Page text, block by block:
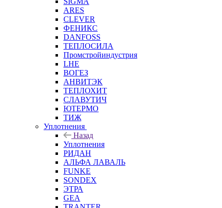
ARES
CLEVER
ФЕНИКС
DANFOSS
ТЕПЛОСИЛА
Промстройиндустрия
LHE
ВОГЕЗ
АНВИТЭК
ТЕПЛОХИТ
СЛАВУТИЧ
ЮТЕРМО
ТИЖ
Уплотнения
Назад
Уплотнения
РИДАН
АЛЬФА ЛАВАЛЬ
FUNKE
SONDEX
ЭТРА
GEA